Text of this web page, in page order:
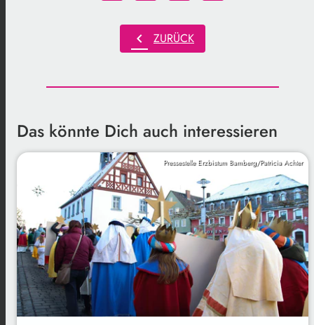
chevron_left ZURÜCK
Das könnte Dich auch interessieren
Pressestelle Erzbistum Bamberg/Patricia Achter